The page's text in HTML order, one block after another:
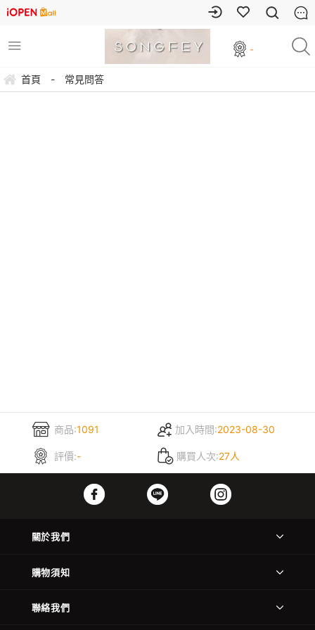
-
首頁 - 常見問答
商品:1091 加入時間:2023-08-30
評價:- 購買人次:27人
關於我們
購物須知
聯絡我們